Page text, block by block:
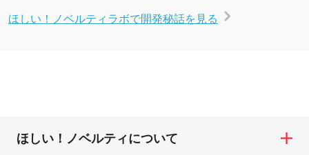
ほしい！ノベルティラボで開発秘話を見る
ほしい！ノベルティについて